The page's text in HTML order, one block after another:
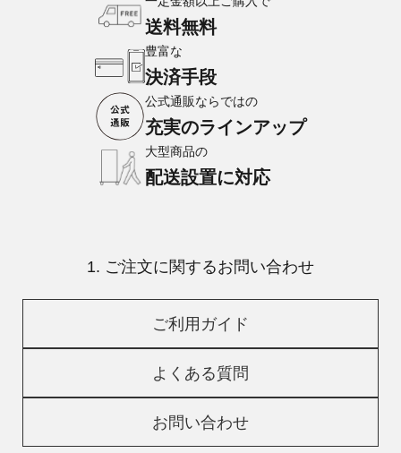
送料無料
豊富な
決済手段
公式通販ならではの
充実のラインアップ
大型商品の
配送設置に対応
1. ご注文に関するお問い合わせ
ご利用ガイド
よくある質問
お問い合わせ